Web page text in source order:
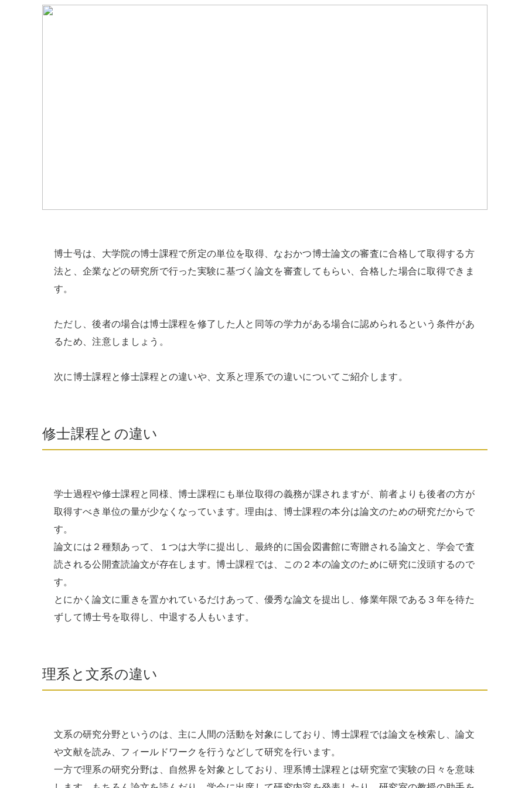
博士号は、大学院の博士課程で所定の単位を取得、なおかつ博士論文の審査に合格して取得する方
法と、企業などの研究所で行った実験に基づく論文を審査してもらい、合格した場合に取得できま
す。
ただし、後者の場合は博士課程を修了した人と同等の学力がある場合に認められるという条件があ
るため、注意しましょう。
次に博士課程と修士課程との違いや、文系と理系での違いについてご紹介します。
修士課程との違い
学士過程や修士課程と同様、博士課程にも単位取得の義務が課されますが、前者よりも後者の方が
取得すべき単位の量が少なくなっています。理由は、博士課程の本分は論文のための研究だからで
す。
論文には２種類あって、１つは大学に提出し、最終的に国会図書館に寄贈される論文と、学会で査
読される公開査読論文が存在します。博士課程では、この２本の論文のために研究に没頭するので
す。
とにかく論文に重きを置かれているだけあって、優秀な論文を提出し、修業年限である３年を待た
ずして博士号を取得し、中退する人もいます。
理系と文系の違い
文系の研究分野というのは、主に人間の活動を対象にしており、博士課程では論文を検索し、論文
や文献を読み、フィールドワークを行うなどして研究を行います。
一方で理系の研究分野は、自然界を対象としており、理系博士課程とは研究室で実験の日々を意味